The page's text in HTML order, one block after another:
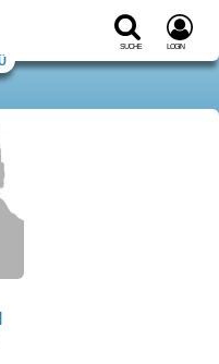
Suche Login